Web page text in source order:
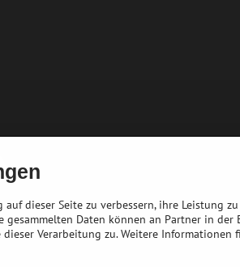
dieser Seite zu verbessern, ihre Leistung
Daten können an Partner in der
dieser Verarbeitung zu. Weitere